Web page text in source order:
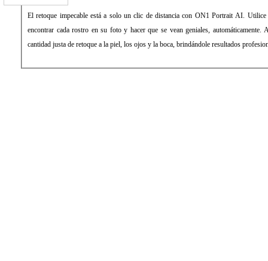
El retoque impecable está a solo un clic de distancia con ON1 Portrait AI. Utilice
encontrar cada rostro en su foto y hacer que se vean geniales, automáticamente.
cantidad justa de retoque a la piel, los ojos y la boca, brindándole resultados